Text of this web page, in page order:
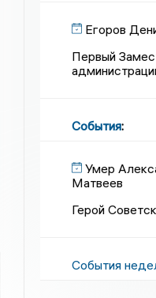
Егоров
Первый
События:
Умер
Матвеев
Герой
События